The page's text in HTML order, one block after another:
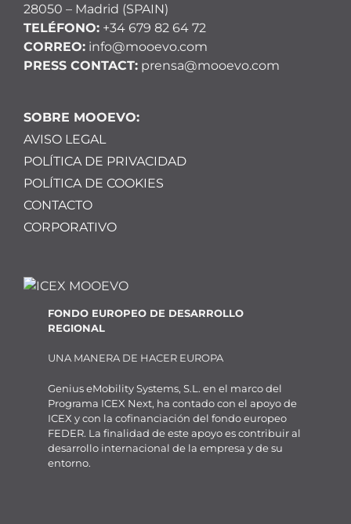
28050 – Madrid (SPAIN)
TELÉFONO: +34 679 82 64 72
CORREO: info@mooevo.com
PRESS CONTACT: prensa@mooevo.com
SOBRE MOOEVO:
AVISO LEGAL
POLÍTICA DE PRIVACIDAD
POLÍTICA DE COOKIES
CONTACTO
CORPORATIVO
FONDO EUROPEO DE DESARROLLO
REGIONAL
UNA MANERA DE HACER EUROPA
Genius eMobility Systems, S.L. en el marco del
Programa ICEX Next, ha contado con el apoyo de
ICEX y con la cofinanciación del fondo europeo
FEDER. La finalidad de este apoyo es contribuir al
desarrollo internacional de la empresa y de su
entorno.